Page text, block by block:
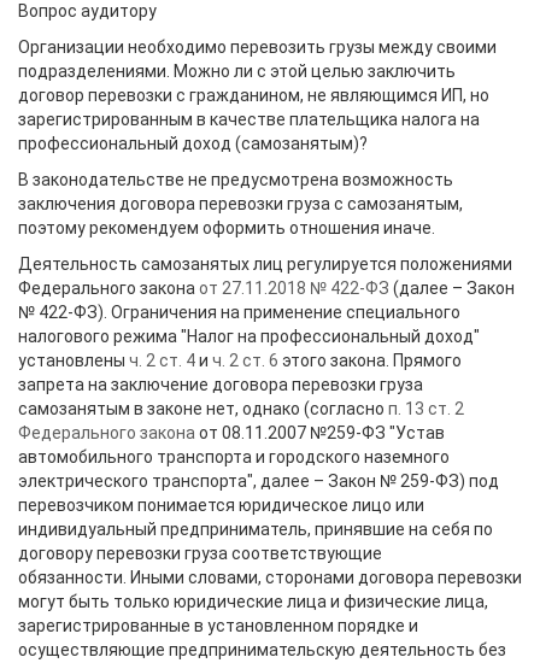
Вопрос аудитору
Организации необходимо перевозить грузы между своими
подразделениями. Можно ли с этой целью заключить
договор перевозки с гражданином, не являющимся ИП, но
зарегистрированным в качестве плательщика налога на
профессиональный доход (самозанятым)?
В законодательстве не предусмотрена возможность
заключения договора перевозки груза с самозанятым,
поэтому рекомендуем оформить отношения иначе.
Деятельность самозанятых лиц регулируется положениями
Федерального закона от 27.11.2018 № 422-ФЗ (далее – Закон
№ 422-ФЗ). Ограничения на применение специального
налогового режима "Налог на профессиональный доход"
установлены ч. 2 ст. 4и ч. 2 ст. 6 этого закона. Прямого
запрета на заключение договора перевозки груза
самозанятым в законе нет, однако (согласно п. 13 ст. 2
Федерального закона от 08.11.2007 №259-ФЗ "Устав
автомобильного транспорта и городского наземного
электрического транспорта", далее – Закон № 259-ФЗ) под
перевозчиком понимается юридическое лицо или
индивидуальный предприниматель, принявшие на себя по
договору перевозки груза соответствующие
обязанности. Иными словами, сторонами договора перевозки
могут быть только юридические лица и физические лица,
зарегистрированные в установленном порядке и
осуществляющие предпринимательскую деятельность без